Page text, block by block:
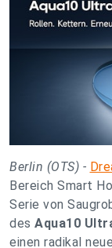
Berlin (OTS) -
Bereich Smart
Serie von
des Aqua10
einen radikal